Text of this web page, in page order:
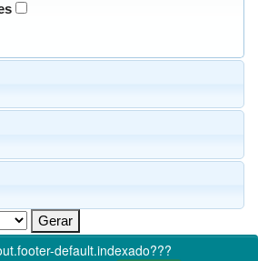
default.indexado???